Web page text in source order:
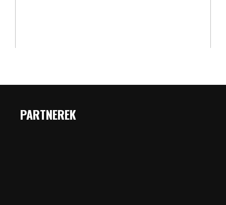
PARTNEREK